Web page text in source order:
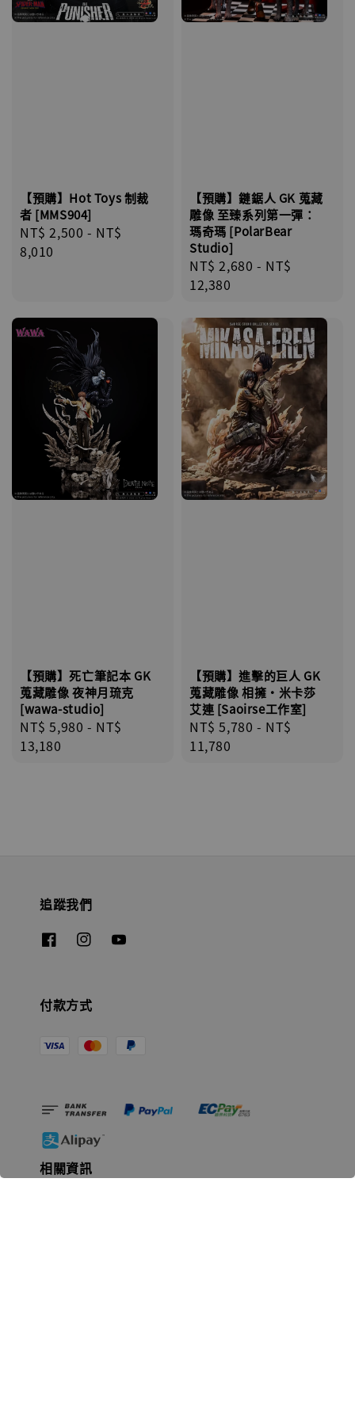
【預購】Hot Toys 制裁
者 [MMS904]
Regular
price
NT$ 2,500 - NT$
8,010
【預購】鏈鋸人 GK 蒐藏
雕像 至臻系列第一彈：
瑪奇瑪 [PolarBear
Studio]
Regular
price
NT$ 2,680 - NT$
12,380
【預購】死亡筆記本 GK
蒐藏雕像 夜神月琉克
[wawa-studio]
Regular
price
NT$ 5,980 - NT$
13,180
【預購】進擊的巨人 GK
蒐藏雕像 相擁·米卡莎
艾連 [Saoirse工作室]
Regular
price
NT$ 5,780 - NT$
11,780
追蹤我們
付款方式
相關資訊